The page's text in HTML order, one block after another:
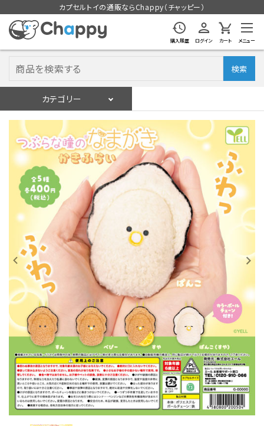
カプセルトイの通販ならChappy（チャッピー）
購入履歴 ログイン カート メニュー
検索
カテゴリー
ログイン 会員登録
入荷スケジュールをチェック
カプセルトイマシン本体
カプセルトイ
販促用空カプセル
レンタル
景品・玩具・文具
販促用カプセルトイ
よくあるご質問